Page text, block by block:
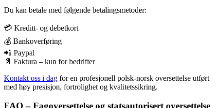
Du kan betale med følgende betalingsmetoder:
💳 Kreditt- og debetkort
💰 Bankoverføring
📲 Paypal
📄 Faktura – kun for bedrifter
Kontakt oss i dag for en profesjonell polsk-norsk oversettelse utført
med høy presisjon, fortrolighet og kvalitetssikring.
FAQ – Fagoversettelse og statsautorisert oversettelse